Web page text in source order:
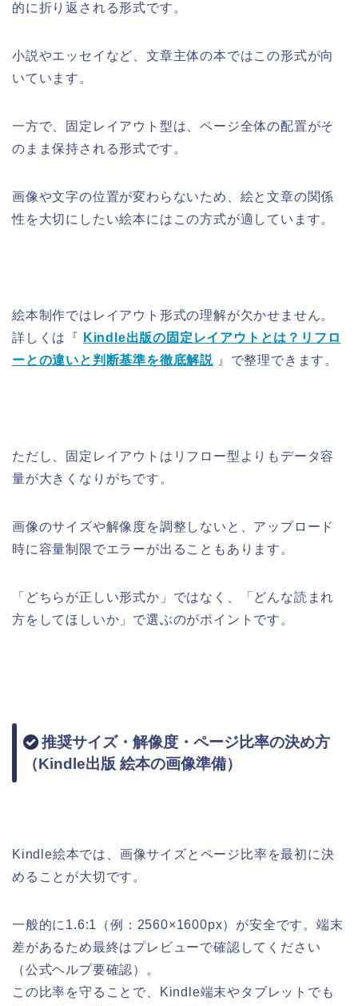
的に折り返される形式です。
小説やエッセイなど、文章主体の本ではこの形式が向
いています。
一方で、固定レイアウト型は、ページ全体の配置がそ
のまま保持される形式です。
画像や文字の位置が変わらないため、絵と文章の関係
性を大切にしたい絵本にはこの方式が適しています。
絵本制作ではレイアウト形式の理解が欠かせません。
詳しくは『
Kindle出版の固定レイアウトとは？リフロ
ーとの違いと判断基準を徹底解説 』で整理できます。
ただし、固定レイアウトはリフロー型よりもデータ容
量が大きくなりがちです。
画像のサイズや解像度を調整しないと、アップロード
時に容量制限でエラーが出ることもあります。
「どちらが正しい形式か」ではなく、「どんな読まれ
方をしてほしいか」で選ぶのがポイントです。
推奨サイズ・解像度・ページ比率の決め方
（Kindle出版 絵本の画像準備）
Kindle絵本では、画像サイズとページ比率を最初に決
めることが大切です。
一般的に1.6:1（例：2560×1600px）が安全です。端末
差があるため最終はプレビューで確認してください
（公式ヘルプ要確認）。
この比率を守ることで、Kindle端末やタブレットでも